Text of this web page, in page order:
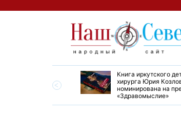
большой эстафеты
Книга иркутского
хирурга Юрия
номинирована на
«Здравомыслие»